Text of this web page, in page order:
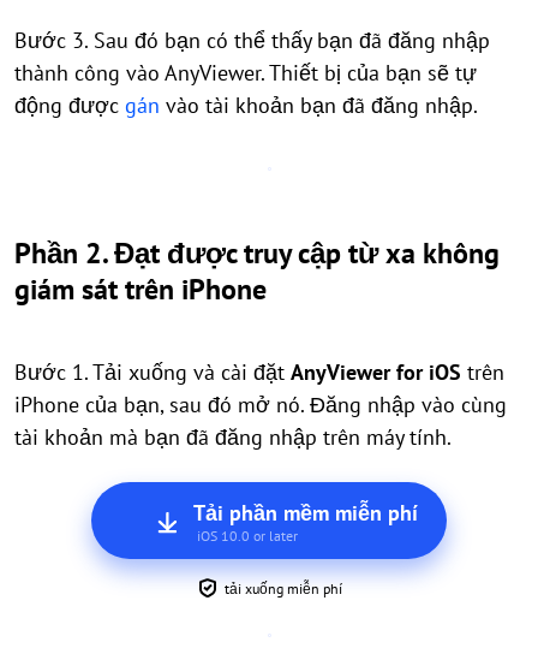
Bước 3. Sau đó bạn có thể thấy bạn đã đăng nhập
thành công vào AnyViewer. Thiết bị của bạn sẽ tự
động được gán vào tài khoản bạn đã đăng nhập.
Phần 2. Đạt được truy cập từ xa không
giám sát trên iPhone
Bước 1. Tải xuống và cài đặt AnyViewer for iOS trên
iPhone của bạn, sau đó mở nó. Đăng nhập vào cùng
tài khoản mà bạn đã đăng nhập trên máy tính.
Tải phần mềm miễn phí
iOS 10.0 or later
tải xuống miễn phí